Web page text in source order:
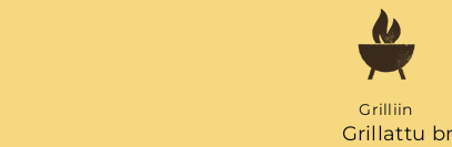
Grilliin
Grillattu